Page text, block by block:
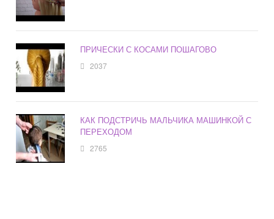
ПРИЧЕСКИ С КОСАМИ ПОШАГОВО
2037
КАК ПОДСТРИЧЬ МАЛЬЧИКА МАШИНКОЙ С
ПЕРЕХОДОМ
2765